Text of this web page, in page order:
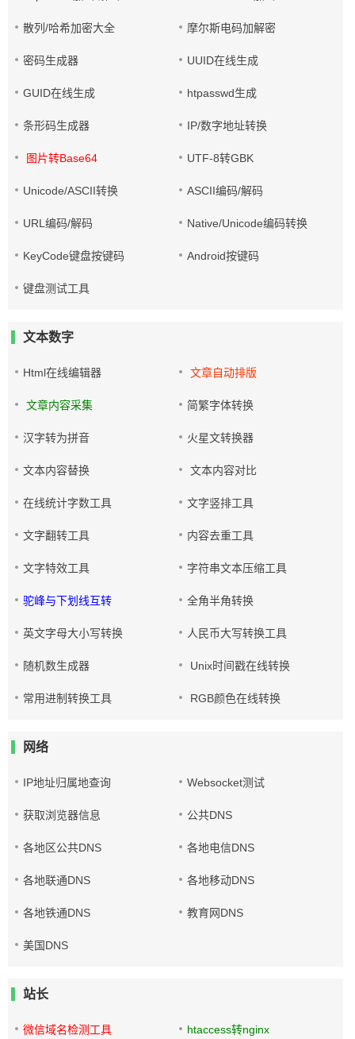
散列/哈希加密大全 摩尔斯电码加解密
密码生成器 UUID在线生成
GUID在线生成 htpasswd生成
条形码生成器 IP/数字地址转换
图片转Base64 UTF-8转GBK
Unicode/ASCII转换 ASCII编码/解码
URL编码/解码 Native/Unicode编码转换
KeyCode键盘按键码 Android按键码
键盘测试工具
文本数字
Html在线编辑器 文章自动排版
文章内容采集 简繁字体转换
汉字转为拼音 火星文转换器
文本内容替换 文本内容对比
在线统计字数工具 文字竖排工具
文字翻转工具 内容去重工具
文字特效工具 字符串文本压缩工具
驼峰与下划线互转 全角半角转换
英文字母大小写转换 人民币大写转换工具
随机数生成器 Unix时间戳在线转换
常用进制转换工具 RGB颜色在线转换
网络
IP地址归属地查询 Websocket测试
获取浏览器信息 公共DNS
各地区公共DNS 各地电信DNS
各地联通DNS 各地移动DNS
各地铁通DNS 教育网DNS
美国DNS
站长
微信域名检测工具 htaccess转nginx